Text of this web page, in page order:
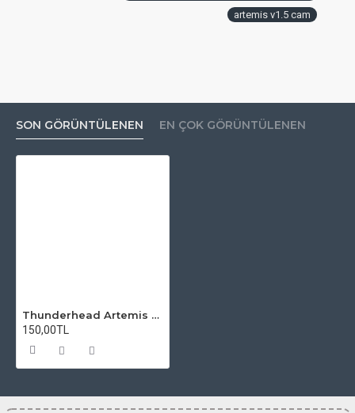
artemis v1.5 cam
SON GÖRÜNTÜLENEN EN ÇOK GÖRÜNTÜLENEN
Thunderhead Artemis V1.5 RDTA Atomizer Camı
150,00TL